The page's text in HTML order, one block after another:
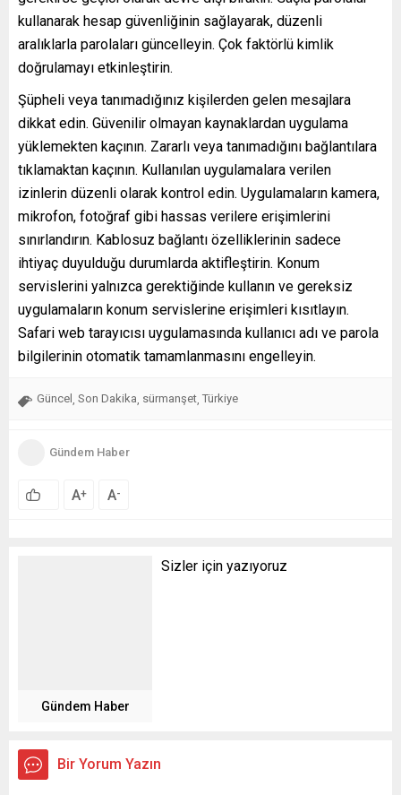
kullanarak hesap güvenliğinin sağlayarak, düzenli
aralıklarla parolaları güncelleyin. Çok faktörlü kimlik
doğrulamayı etkinleştirin.
Şüpheli veya tanımadığınız kişilerden gelen mesajlara
dikkat edin. Güvenilir olmayan kaynaklardan uygulama
yüklemekten kaçının. Zararlı veya tanımadığını bağlantılara
tıklamaktan kaçının. Kullanılan uygulamalara verilen
izinlerin düzenli olarak kontrol edin. Uygulamaların kamera,
mikrofon, fotoğraf gibi hassas verilere erişimlerini
sınırlandırın. Kablosuz bağlantı özelliklerinin sadece
ihtiyaç duyulduğu durumlarda aktifleştirin. Konum
servislerini yalnızca gerektiğinde kullanın ve gereksiz
uygulamaların konum servislerine erişimleri kısıtlayın.
Safari web tarayıcısı uygulamasında kullanıcı adı ve parola
bilgilerinin otomatik tamamlanmasını engelleyin.
Güncel Son Dakika sürmanşet Türkiye
Gündem Haber
A+ A-
Gündem Haber
Sizler için yazıyoruz
Bir Yorum Yazın